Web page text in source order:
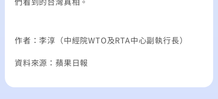
作者：李淳（中經院WTO及RTA中心副執行長）
資料來源：蘋果日報